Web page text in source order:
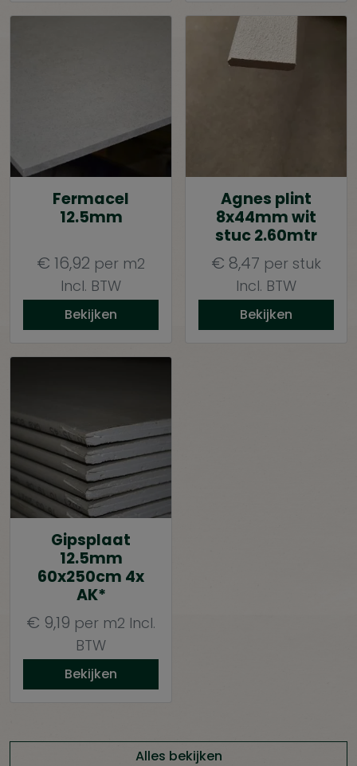
Fermacel
12.5mm
€ 16,92 per m2
Incl. BTW
Bekijken
Agnes plint
8x44mm wit
stuc 2.60mtr
€ 8,47 per stuk
Incl. BTW
Bekijken
Gipsplaat
12.5mm
60x250cm 4x
AK*
€ 9,19 per m2 Incl.
BTW
Bekijken
Alles bekijken